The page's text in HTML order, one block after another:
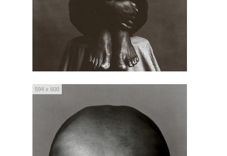
594 x 600